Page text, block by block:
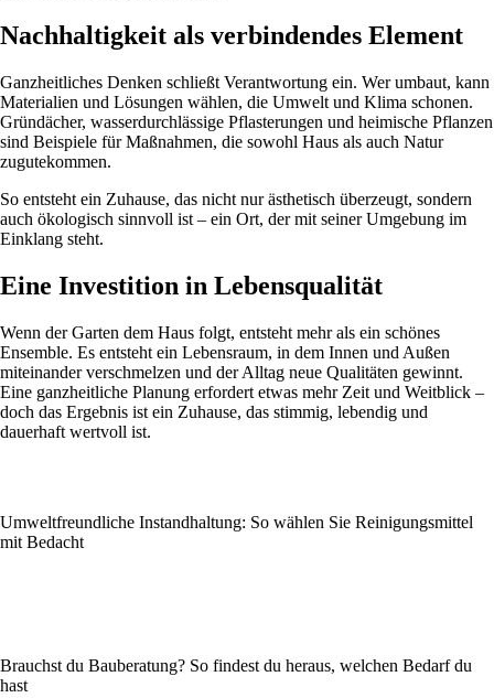
Nachhaltigkeit als verbindendes Element
Ganzheitliches Denken schließt Verantwortung ein. Wer umbaut, kann
Materialien und Lösungen wählen, die Umwelt und Klima schonen.
Gründächer, wasserdurchlässige Pflasterungen und heimische Pflanzen
sind Beispiele für Maßnahmen, die sowohl Haus als auch Natur
zugutekommen.
So entsteht ein Zuhause, das nicht nur ästhetisch überzeugt, sondern
auch ökologisch sinnvoll ist – ein Ort, der mit seiner Umgebung im
Einklang steht.
Eine Investition in Lebensqualität
Wenn der Garten dem Haus folgt, entsteht mehr als ein schönes
Ensemble. Es entsteht ein Lebensraum, in dem Innen und Außen
miteinander verschmelzen und der Alltag neue Qualitäten gewinnt.
Eine ganzheitliche Planung erfordert etwas mehr Zeit und Weitblick –
doch das Ergebnis ist ein Zuhause, das stimmig, lebendig und
dauerhaft wertvoll ist.
Umweltfreundliche Instandhaltung: So wählen Sie Reinigungsmittel
mit Bedacht
Brauchst du Bauberatung? So findest du heraus, welchen Bedarf du
hast